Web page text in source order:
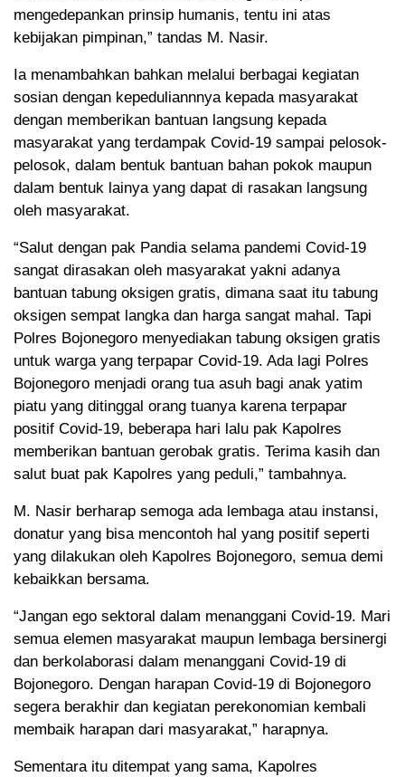
mengedepankan prinsip humanis, tentu ini atas
kebijakan pimpinan,” tandas M. Nasir.
Ia menambahkan bahkan melalui berbagai kegiatan
sosian dengan kepeduliannnya kepada masyarakat
dengan memberikan bantuan langsung kepada
masyarakat yang terdampak Covid-19 sampai pelosok-
pelosok, dalam bentuk bantuan bahan pokok maupun
dalam bentuk lainya yang dapat di rasakan langsung
oleh masyarakat.
“Salut dengan pak Pandia selama pandemi Covid-19
sangat dirasakan oleh masyarakat yakni adanya
bantuan tabung oksigen gratis, dimana saat itu tabung
oksigen sempat langka dan harga sangat mahal. Tapi
Polres Bojonegoro menyediakan tabung oksigen gratis
untuk warga yang terpapar Covid-19. Ada lagi Polres
Bojonegoro menjadi orang tua asuh bagi anak yatim
piatu yang ditinggal orang tuanya karena terpapar
positif Covid-19, beberapa hari lalu pak Kapolres
memberikan bantuan gerobak gratis. Terima kasih dan
salut buat pak Kapolres yang peduli,” tambahnya.
M. Nasir berharap semoga ada lembaga atau instansi,
donatur yang bisa mencontoh hal yang positif seperti
yang dilakukan oleh Kapolres Bojonegoro, semua demi
kebaikkan bersama.
“Jangan ego sektoral dalam menanggani Covid-19. Mari
semua elemen masyarakat maupun lembaga bersinergi
dan berkolaborasi dalam menanggani Covid-19 di
Bojonegoro. Dengan harapan Covid-19 di Bojonegoro
segera berakhir dan kegiatan perekonomian kembali
membaik harapan dari masyarakat,” harapnya.
Sementara itu ditempat yang sama, Kapolres